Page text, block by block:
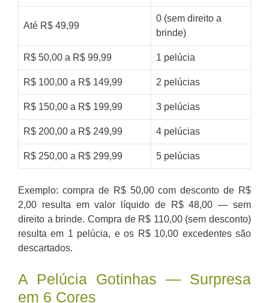
Até R$ 49,99
0 (sem direito a
brinde)
R$ 50,00 a R$ 99,99 1 pelúcia
R$ 100,00 a R$ 149,99 2 pelúcias
R$ 150,00 a R$ 199,99 3 pelúcias
R$ 200,00 a R$ 249,99 4 pelúcias
R$ 250,00 a R$ 299,99 5 pelúcias
Exemplo: compra de R$ 50,00 com desconto de R$
2,00 resulta em valor líquido de R$ 48,00 — sem
direito a brinde. Compra de R$ 110,00 (sem desconto)
resulta em 1 pelúcia, e os R$ 10,00 excedentes são
descartados.
A Pelúcia Gotinhas — Surpresa
em 6 Cores